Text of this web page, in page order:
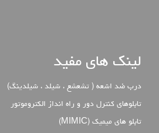
لینک های مفید
درب ضد اشعه ( تشعشع ، شیلد ، شیلدینگ)
تابلوهای کنترل دور و راه انداز الکتروموتور
تابلو های میمیک (MIMIC)